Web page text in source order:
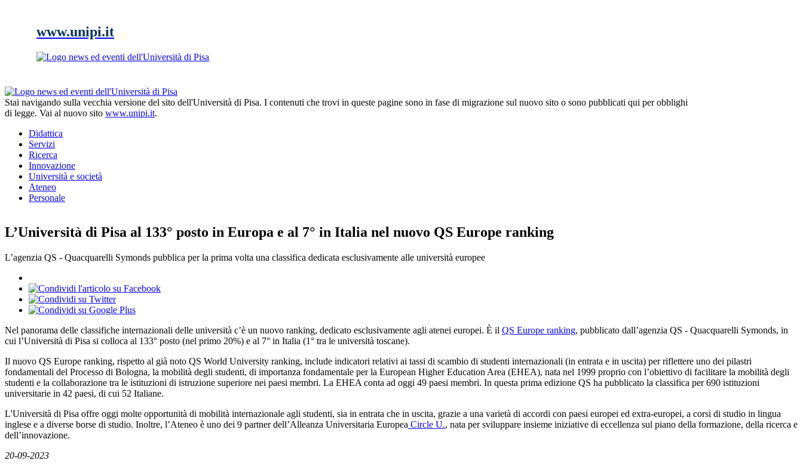
www.unipi.it
Stai navigando sulla vecchia versione del sito dell'Università di Pisa. I contenuti che trovi in queste pagine sono in fase di migrazione sul nuovo sito o sono pubblicati qui per obblighi
di legge. Vai al nuovo sito www.unipi.it.
Didattica
Servizi
Ricerca
Innovazione
Università e società
Ateneo
Personale
L’Università di Pisa al 133° posto in Europa e al 7° in Italia nel nuovo QS Europe ranking
L’agenzia QS - Quacquarelli Symonds pubblica per la prima volta una classifica dedicata esclusivamente alle università europee
Nel panorama delle classifiche internazionali delle università c’è un nuovo ranking, dedicato esclusivamente agli atenei europei. È il QS Europe ranking, pubblicato dall’agenzia QS - Quacquarelli Symonds, in
cui l’Università di Pisa si colloca al 133° posto (nel primo 20%) e al 7° in Italia (1° tra le università toscane).
Il nuovo QS Europe ranking, rispetto al già noto QS World University ranking, include indicatori relativi ai tassi di scambio di studenti internazionali (in entrata e in uscita) per riflettere uno dei pilastri
fondamentali del Processo di Bologna, la mobilità degli studenti, di importanza fondamentale per la European Higher Education Area (EHEA), nata nel 1999 proprio con l’obiettivo di facilitare la mobilità degli
studenti e la collaborazione tra le istituzioni di istruzione superiore nei paesi membri. La EHEA conta ad oggi 49 paesi membri. In questa prima edizione QS ha pubblicato la classifica per 690 istituzioni
universitarie in 42 paesi, di cui 52 Italiane.
L'Università di Pisa offre oggi molte opportunità di mobilità internazionale agli studenti, sia in entrata che in uscita, grazie a una varietà di accordi con paesi europei ed extra-europei, a corsi di studio in lingua
inglese e a diverse borse di studio. Inoltre, l’Ateneo è uno dei 9 partner dell’Alleanza Universitaria Europea Circle U., nata per sviluppare insieme iniziative di eccellenza sul piano della formazione, della ricerca e
dell’innovazione.
20-09-2023